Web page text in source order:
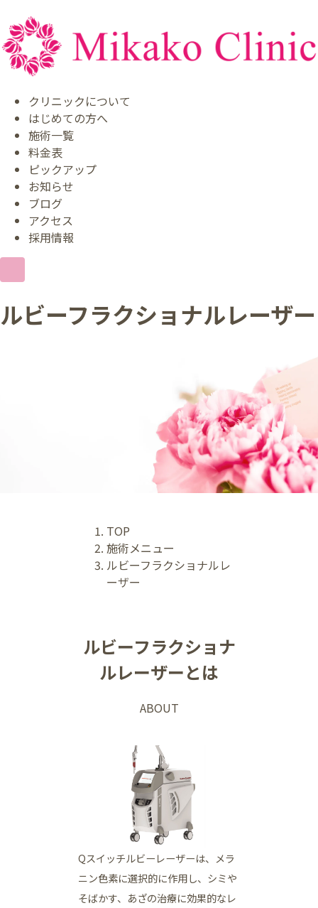
クリニックについて
はじめての方へ
施術一覧
料金表
ピックアップ
お知らせ
ブログ
アクセス
採用情報
ルビーフラクショナルレーザー
TOP
施術メニュー
ルビーフラクショナルレ
ーザー
ルビーフラクショナ
ルレーザーとは
ABOUT
Qスイッチルビーレーザーは、メラ
ニン色素に選択的に作用し、シミや
そばかす、あざの治療に効果的なレ